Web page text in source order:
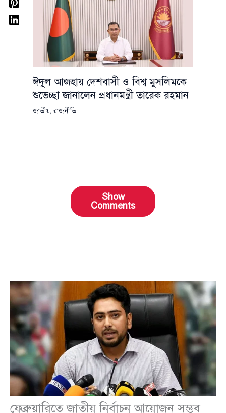
ঈদুল আজহায় দেশবাসী ও বিশ্ব মুসলিমকে
শুভেচ্ছা জানালেন প্রধানমন্ত্রী তারেক রহমান
জাতীয়,রাজনীতি
Show
Comments
ফেব্রুয়ারিতে জাতীয় নির্বাচন আয়োজন সম্ভব